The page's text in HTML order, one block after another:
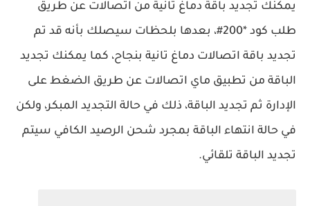
يمكنك تجديد باقة دماغ تانية من اتصالات عن طريق
طلب كود *200#، بعدها بلحظات سيصلك بأنه قد تم
تجديد باقة اتصالات دماغ تانية بنجاح، كما يمكنك تجديد
الباقة من تطبيق ماي اتصالات عن طريق الضغط على
الإدارة ثم تجديد الباقة، ذلك في حالة التجديد المبكر، ولكن
في حالة انتهاء الباقة بمجرد شحن الرصيد الكافي سيتم
تجديد الباقة تلقائي.